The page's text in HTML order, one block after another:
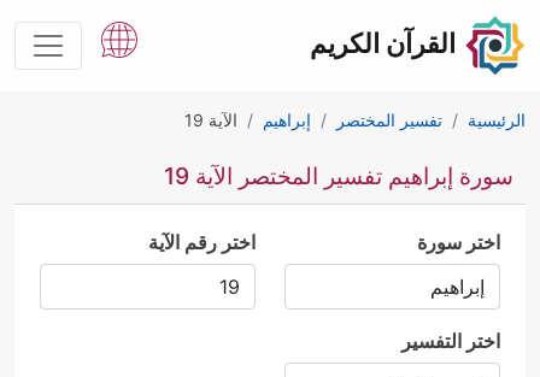
القرآن الكريم
الرئيسية تفسير المختصر إبراهيم الآية 19
سورة إبراهيم تفسير المختصر الآية 19
اختر سورة اختر رقم الآية
اختر التفسير